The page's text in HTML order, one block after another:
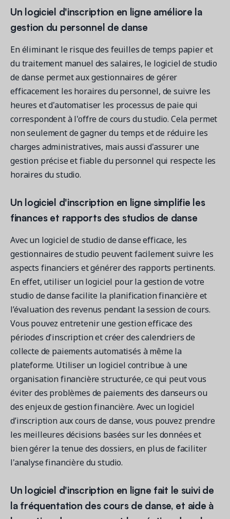
Un logiciel d'inscription en ligne améliore la
gestion du personnel de danse
En éliminant le risque des feuilles de temps papier et
du traitement manuel des salaires, le logiciel de studio
de danse permet aux gestionnaires de gérer
efficacement les horaires du personnel, de suivre les
heures et d'automatiser les processus de paie qui
correspondent à l'offre de cours du studio. Cela permet
non seulement de gagner du temps et de réduire les
charges administratives, mais aussi d'assurer une
gestion précise et fiable du personnel qui respecte les
horaires du studio.
Un logiciel d'inscription en ligne simplifie les
finances et rapports des studios de danse
Avec un logiciel de studio de danse efficace, les
gestionnaires de studio peuvent facilement suivre les
aspects financiers et générer des rapports pertinents.
En effet, utiliser un logiciel pour la gestion de votre
studio de danse facilite la planification financière et
l’évaluation des revenus pendant la session de cours.
Vous pouvez entretenir une gestion efficace des
périodes d'inscription et créer des calendriers de
collecte de paiements automatisés à même la
plateforme. Utiliser un logiciel contribue à une
organisation financière structurée, ce qui peut vous
éviter des problèmes de paiements des danseurs ou
des enjeux de gestion financière. Avec un logiciel
d’inscription aux cours de danse, vous pouvez prendre
les meilleures décisions basées sur les données et
bien gérer la tenue des dossiers, en plus de faciliter
l'analyse financière du studio.
Un logiciel d'inscription en ligne fait le suivi de
la fréquentation des cours de danse, et aide à